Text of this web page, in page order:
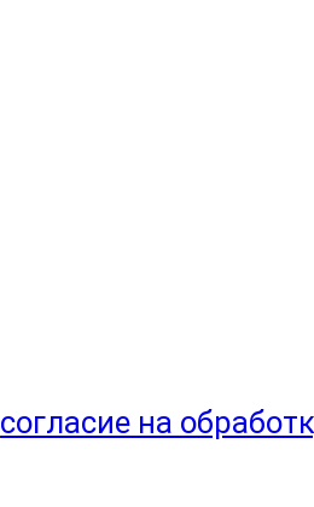
согласие на